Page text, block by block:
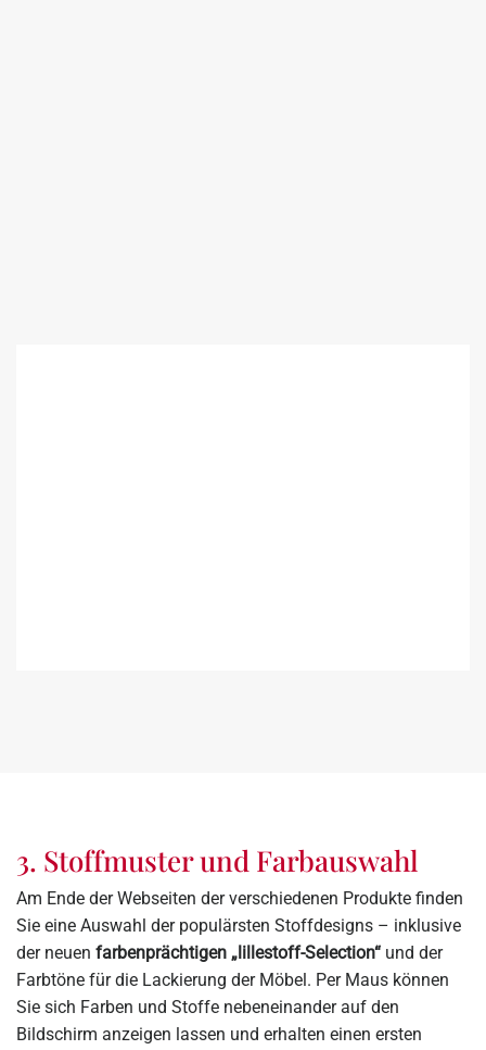
3. Stoffmuster und Farbauswahl
Am Ende der Webseiten der verschiedenen Produkte finden
Sie eine Auswahl der populärsten Stoffdesigns – inklusive
der neuen farbenprächtigen „lillestoff-Selection“ und der
Farbtöne für die Lackierung der Möbel. Per Maus können
Sie sich Farben und Stoffe nebeneinander auf den
Bildschirm anzeigen lassen und erhalten einen ersten